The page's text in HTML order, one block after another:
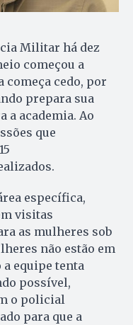
Militar há dez
começou a
começa cedo, por
prepara sua
a academia. Ao
que
específica,
visitas
as mulheres sob
não estão em
a equipe tenta
possível,
o policial
para que a